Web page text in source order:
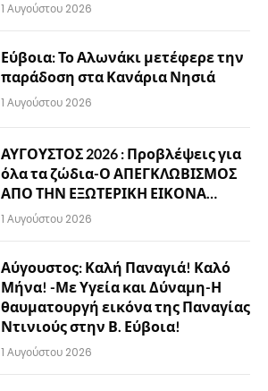
1 Αυγούστου 2026
Εύβοια: Το Αλωνάκι μετέφερε την
παράδοση στα Κανάρια Νησιά
1 Αυγούστου 2026
ΑΥΓΟΥΣΤΟΣ 2026 : Προβλέψεις για
όλα τα ζώδια-Ο ΑΠΕΓΚΛΩΒΙΣΜΟΣ
ΑΠΟ ΤΗΝ ΕΞΩΤΕΡΙΚΗ ΕΙΚΟΝΑ…
1 Αυγούστου 2026
Αύγουστος: Καλή Παναγιά! Καλό
Μήνα! -Με Υγεία και Δύναμη-Η
θαυματουργή εικόνα της Παναγίας
Ντινιούς στην Β. Εύβοια!
1 Αυγούστου 2026